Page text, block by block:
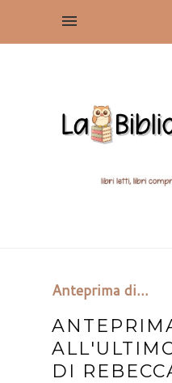
Anteprima di...
DI